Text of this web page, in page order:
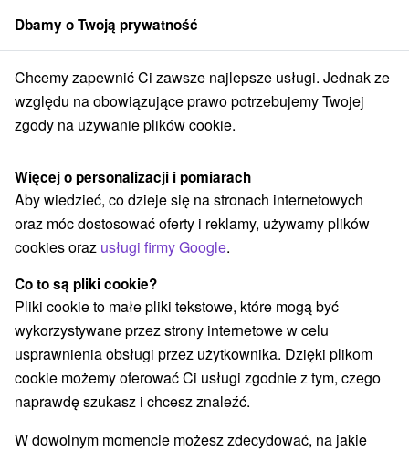
członek grupySorger
Chaty na prenájom Stredné Slovensko Žilinský kraj Čremošné
Najlepsze opinie chaty na prenájom
Čremošné
Kategorie
Wszystkie kategorie
Chaty na prenájom
Drevenice(1)
Wybierz lokalizację lub datę
NAJTAŃSZE NAJDROŻSZE NA PODSTAWIE OCENY
Dbamy o Twoją prywatność
Chcemy zapewnić Ci zawsze najlepsze usługi. Jednak ze
względu na obowiązujące prawo potrzebujemy Twojej
zgody na używanie plików cookie.
Więcej o personalizacji i pomiarach
Aby wiedzieć, co dzieje się na stronach internetowych
oraz móc dostosować oferty i reklamy, używamy plików
cookies oraz usługi firmy Google.
Co to są pliki cookie?
Pliki cookie to małe pliki tekstowe, które mogą być
wykorzystywane przez strony internetowe w celu
usprawnienia obsługi przez użytkownika. Dzięki plikom
cookie możemy oferować Ci usługi zgodnie z tym, czego
naprawdę szukasz i chcesz znaleźć.
W dowolnym momencie możesz zdecydować, na jakie